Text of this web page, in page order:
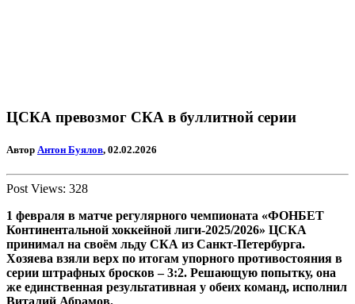
ЦСКА превозмог СКА в буллитной серии
Автор Антон Буялов, 02.02.2026
Post Views: 328
1 февраля в матче регулярного чемпионата «ФОНБЕТ
Континентальной хоккейной лиги-2025/2026» ЦСКА
принимал на своём льду СКА из Санкт-Петербурга.
Хозяева взяли верх по итогам упорного противостояния в
серии штрафных бросков – 3:2. Решающую попытку, она
же единственная результативная у обеих команд, исполнил